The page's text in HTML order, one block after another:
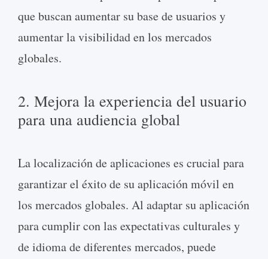
que buscan aumentar su base de usuarios y
aumentar la visibilidad en los mercados
globales.
2. Mejora la experiencia del usuario
para una audiencia global
La localización de aplicaciones es crucial para
garantizar el éxito de su aplicación móvil en
los mercados globales. Al adaptar su aplicación
para cumplir con las expectativas culturales y
de idioma de diferentes mercados, puede